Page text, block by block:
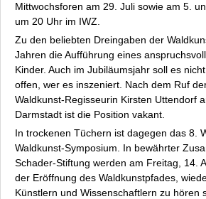
Mittwochsforen am 29. Juli sowie am 5.
um 20 Uhr im IWZ.
Zu den beliebten Dreingaben der
Jahren die Aufführung eines
Kinder. Auch im Jubiläumsjahr soll es
offen, wer es inszeniert. Nach dem Ruf
Waldkunst-Regisseurin Kirsten Uttendorf
Darmstadt ist die Position vakant.
In trockenen Tüchern ist dagegen das 8.
Waldkunst-Symposium. In bewährter
Schader-Stiftung werden am Freitag, 14.
der Eröffnung des Waldkunstpfades,
Künstlern und Wissenschaftlern zu hören